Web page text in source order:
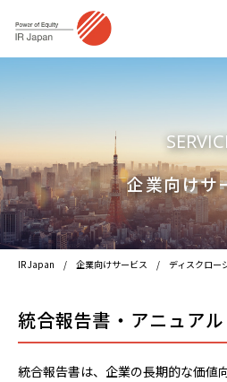
企業向けサービス
受託プロジェクトほか
会社概要
採用情報
アイ・アール ジャパンホールディン
JOIB
企業向けサ
IR Japan 企業向けサービス ディスクロー
統合報告書・アニュア
統合報告書は、企業の長期的な価値